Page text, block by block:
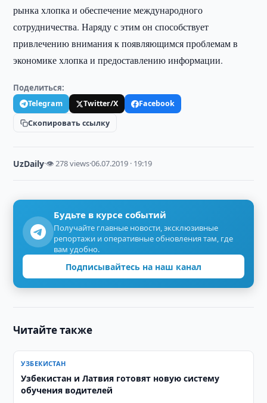
рынка хлопка и обеспечение международного
сотрудничества. Наряду с этим он способствует
привлечению внимания к появляющимся проблемам в
экономике хлопка и предоставлению информации.
Поделиться:
Telegram Twitter/X
Facebook
Скопировать ссылку
UzDaily·👁 278 views·06.07.2019 · 19:19
Будьте в курсе событий
Получайте главные новости, эксклюзивные
репортажи и оперативные обновления там, где
вам удобно.
Подписывайтесь на наш канал
Читайте также
УЗБЕКИСТАН
Узбекистан и Латвия готовят новую систему
обучения водителей